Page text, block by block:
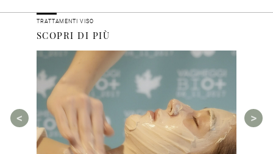
TRATTAMENTI VISO
SCOPRI DI PIÙ